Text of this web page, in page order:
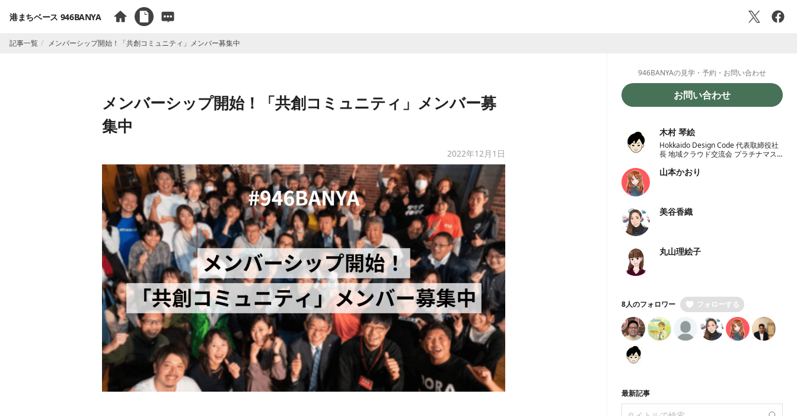
港まちベース 946BANYA
記事一覧 メンバーシップ開始！「共創コミュニティ」メンバー募集中
メンバーシップ開始！「共創コミュニティ」メンバー募
集中
2022年12月1日
946BANYAの見学・予約・お問い合わせ
お問い合わせ
木村 琴絵
Hokkaido Design Code 代表取締役社
長 地域クラウド交流会 プラチナマス
学校地域恊働センターラポールくしろ
山本かおり
美谷香織
丸山理絵子
8人のフォロワー フォローする
最新記事